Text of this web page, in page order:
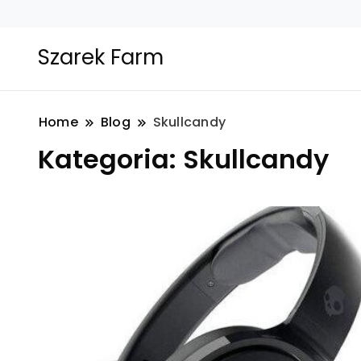
Szarek Farm
Home Blog Skullcandy
Kategoria: Skullcandy